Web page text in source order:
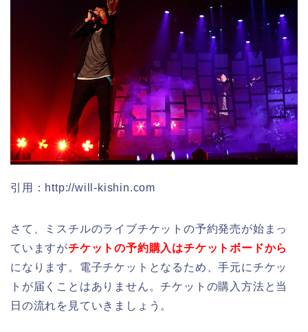
引用：http://will-kishin.com
さて、ミスチルのライブチケットの予約発売が始まっ
ていますがチケットの予約購入はチケットボードから
になります。電子チケットとなるため、手元にチケッ
トが届くことはありません。チケットの購入方法と当
日の流れを見ていきましょう。